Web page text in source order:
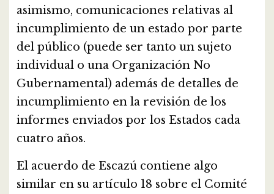
asimismo, comunicaciones relativas al
incumplimiento de un estado por parte
del público (puede ser tanto un sujeto
individual o una Organización No
Gubernamental) además de detalles de
incumplimiento en la revisión de los
informes enviados por los Estados cada
cuatro años.
El acuerdo de Escazú contiene algo
similar en su artículo 18 sobre el Comité